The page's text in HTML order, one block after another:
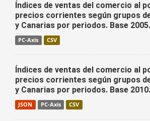
Índices de ventas del comercio al
precios corrientes según grupos
y Canarias por periodos. Base
PC-Axis CSV
Índices de ventas del comercio al
precios corrientes según grupos
y Canarias por periodos. Base
JSON PC-Axis CSV